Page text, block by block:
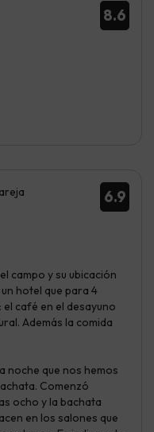
8.6
6.9
campo y su ubicación
hotel que para 4
café en el desayuno
Además la comida
noche que nos hemos
Comenzó
ocho y la bachata
en los salones que